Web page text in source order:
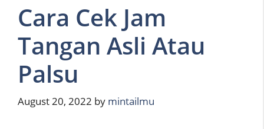
Cara Cek Jam
Tangan Asli Atau
Palsu
August 20, 2022 by mintailmu